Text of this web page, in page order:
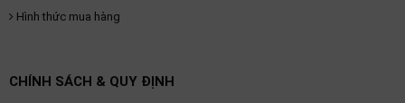
Hình thức mua hàng
CHÍNH SÁCH & QUY ĐỊNH